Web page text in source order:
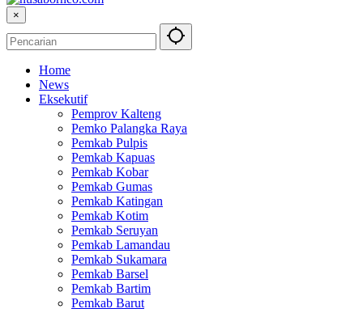
×
Home
News
Eksekutif
Pemprov Kalteng
Pemko Palangka Raya
Pemkab Pulpis
Pemkab Kapuas
Pemkab Kobar
Pemkab Gumas
Pemkab Katingan
Pemkab Kotim
Pemkab Seruyan
Pemkab Lamandau
Pemkab Sukamara
Pemkab Barsel
Pemkab Bartim
Pemkab Barut